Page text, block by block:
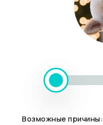
Возможные причины: